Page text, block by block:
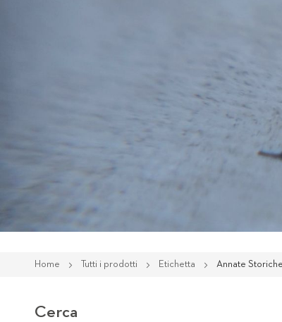
Home Tutti i prodotti Etichetta Annate Storiche
Cerca